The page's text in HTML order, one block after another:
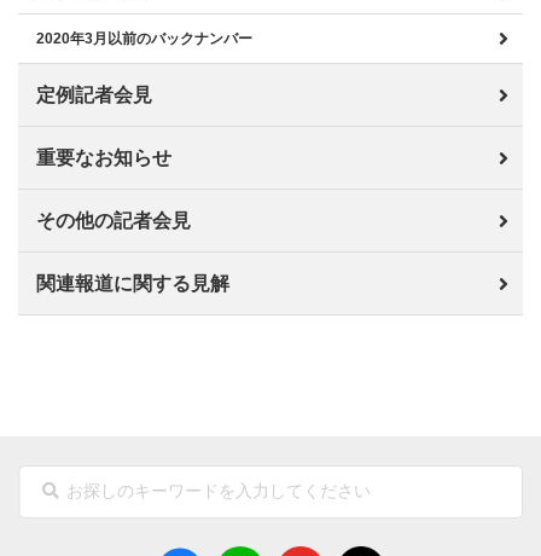
2020年3月以前のバックナンバー
定例記者会見
重要なお知らせ
その他の記者会見
関連報道に関する見解